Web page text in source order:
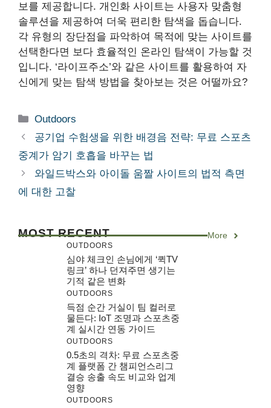
보를 제공합니다. 개인화 사이트는 사용자 맞춤형
솔루션을 제공하여 더욱 편리한 탐색을 돕습니다.
각 유형의 장단점을 파악하여 목적에 맞는 사이트를
선택한다면 보다 효율적인 온라인 탐색이 가능할 것
입니다. ‘라이프주소’와 같은 사이트를 활용하여 자
신에게 맞는 탐색 방법을 찾아보는 것은 어떨까요?
Categories
Outdoors
공기업 수험생을 위한 배경음 전략: 무료 스포츠
중계가 암기 호흡을 바꾸는 법
와일드박스와 아이돌 움짤 사이트의 법적 측면
에 대한 고찰
MOST RECENT More
OUTDOORS
심야 체크인 손님에게 ‘퀵TV
링크’ 하나 던져주면 생기는
기적 같은 변화
OUTDOORS
득점 순간 거실이 팀 컬러로
물든다: IoT 조명과 스포츠중
계 실시간 연동 가이드
OUTDOORS
0.5초의 격차: 무료 스포츠중
계 플랫폼 간 챔피언스리그
결승 송출 속도 비교와 업계
영향
OUTDOORS